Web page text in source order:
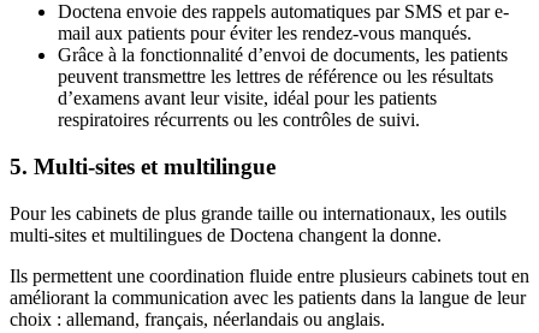
Doctena envoie des rappels automatiques par SMS et par e-
mail aux patients pour éviter les rendez-vous manqués.
Grâce à la fonctionnalité d’envoi de documents, les patients
peuvent transmettre les lettres de référence ou les résultats
d’examens avant leur visite, idéal pour les patients
respiratoires récurrents ou les contrôles de suivi.
5. Multi-sites et multilingue
Pour les cabinets de plus grande taille ou internationaux, les outils
multi-sites et multilingues de Doctena changent la donne.
Ils permettent une coordination fluide entre plusieurs cabinets tout en
améliorant la communication avec les patients dans la langue de leur
choix : allemand, français, néerlandais ou anglais.